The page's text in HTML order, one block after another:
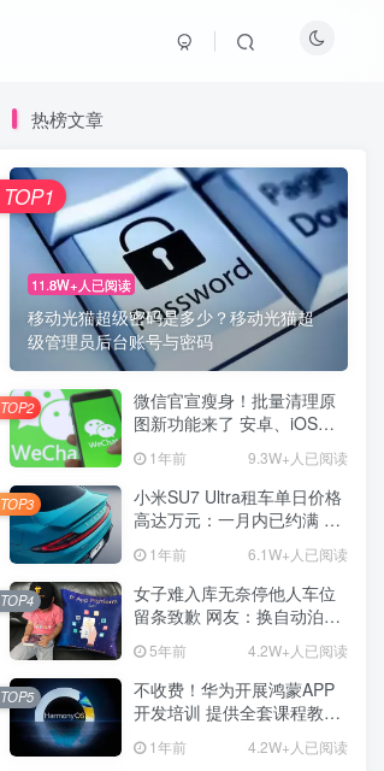
热榜文章
11.8W+人已阅读
移动光猫超级密码是多少？移动光猫超
级管理员后台账号与密码
TOP1
微信官宣瘦身！批量清理原
图新功能来了 安卓、iOS均
1年前 9.3W+人已阅读
TOP2
小米SU7 Ultra租车单日价格
高达万元：一月内已约满 预
1年前 6.1W+人已阅读
TOP3
女子难入库无奈停他人车位
留条致歉 网友：换自动泊车
5年前 4.2W+人已阅读
TOP4
不收费！华为开展鸿蒙APP
开发培训 提供全套课程教学
1年前 4.2W+人已阅读
TOP5